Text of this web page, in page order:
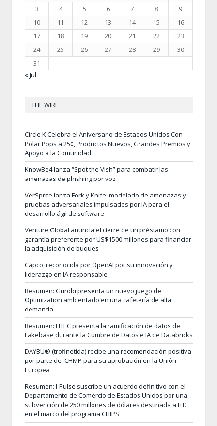
3
4 5 6 7 8
9
10
11 12 13 14 15
16
17
18 19 20 21 22
23
24
25 26 27 28 29
30
31
« Jul
THE WIRE
Circle K Celebra el Aniversario de Estados Unidos Con
Polar Pops a 25¢, Productos Nuevos, Grandes Premios y
Apoyo a la Comunidad
KnowBe4 lanza “Spot the Vish” para combatir las
amenazas de phishing por voz
VerSprite lanza Fork y Knife: modelado de amenazas y
pruebas adversariales impulsados por IA para el
desarrollo ágil de software
Venture Global anuncia el cierre de un préstamo con
garantía preferente por US$1500 millones para financiar
la adquisición de buques
Capco, reconocida por OpenAI por su innovación y
liderazgo en IA responsable
Resumen: Gurobi presenta un nuevo juego de
Optimization ambientado en una cafetería de alta
demanda
Resumen: HTEC presenta la ramificación de datos de
Lakebase durante la Cumbre de Datos e IA de Databricks
DAYBU® (trofinetida) recibe una recomendación positiva
por parte del CHMP para su aprobación en la Unión
Europea
Resumen: I-Pulse suscribe un acuerdo definitivo con el
Departamento de Comercio de Estados Unidos por una
subvención de 250 millones de dólares destinada a I+D
en el marco del programa CHIPS